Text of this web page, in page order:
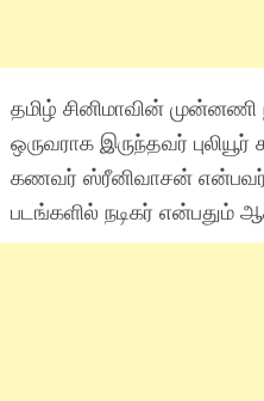
தமிழ் சினிமாவின்
ஒருவராக இருந்தவர்
கணவர் ஸ்ரீனிவாசன் என்பவர்
படங்களில் நடிகர் என்பதும்